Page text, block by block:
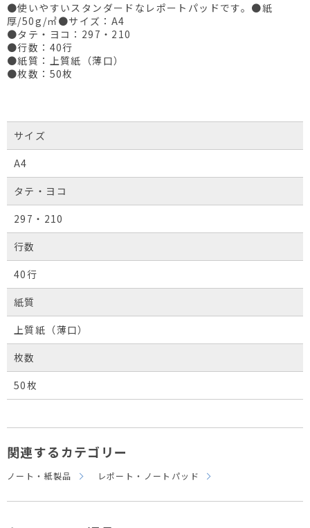
●使いやすいスタンダードなレポートパッドです。●紙
厚/50g/㎡●サイズ：A4
●タテ・ヨコ：297・210
●行数：40行
●紙質：上質紙（薄口）
●枚数：50枚
サイズ
A4
タテ・ヨコ
297・210
行数
40行
紙質
上質紙（薄口）
枚数
50枚
関連するカテゴリー
ノート・紙製品 レポート・ノートパッド